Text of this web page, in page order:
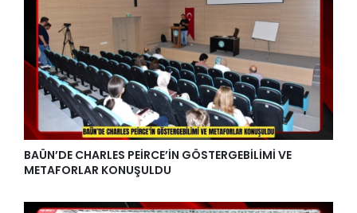
BAÜN’DE CHARLES PEİRCE’İN GÖSTERGEBİLİMİ VE
METAFORLAR KONUŞULDU